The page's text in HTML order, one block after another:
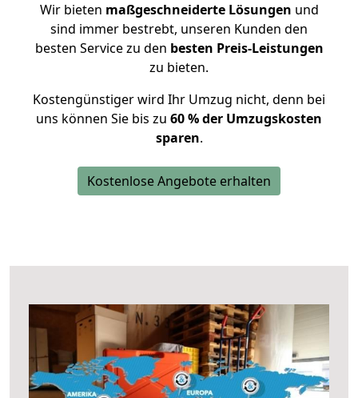
Wir bieten maßgeschneiderte Lösungen und
sind immer bestrebt, unseren Kunden den
besten Service zu den besten Preis-Leistungen
zu bieten.
Kostengünstiger wird Ihr Umzug nicht, denn bei
uns können Sie bis zu 60 % der Umzugskosten
sparen.
Kostenlose Angebote erhalten